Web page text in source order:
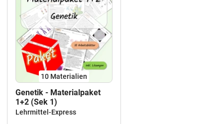
10 Materialien
Genetik - Materialpaket
1+2 (Sek 1)
Lehrmittel-Express